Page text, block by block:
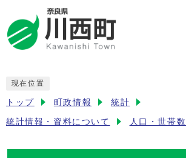
現在位置
トップ 町政情報 統計
統計情報・資料について 人口・世帯